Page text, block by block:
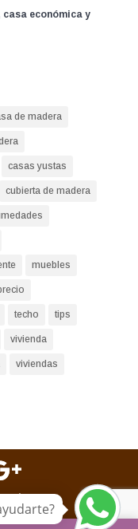
económica y
de madera
casas yustas
cubierta de madera
muebles
techo tips
vivienda
viviendas